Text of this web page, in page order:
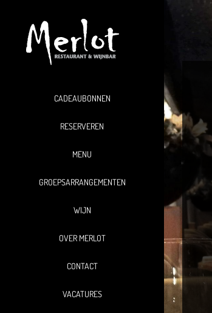
CADEAUBONNEN
RESERVEREN
MENU
GROEPSARRANGEMENTEN
WIJN
OVER MERLOT
CONTACT
VACATURES